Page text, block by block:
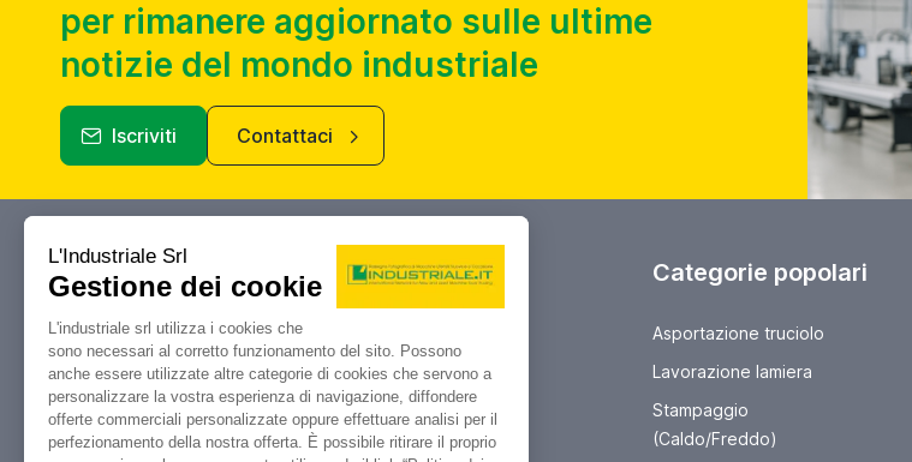
per rimanere aggiornato sulle ultime
notizie del mondo industriale
Iscriviti Contattaci
Industriale.it
Il tuo portale di riferimento per
compravendita, aste e liquidazioni di
macchine utensili e macchinari
industriali.
Categorie popolari
Asportazione truciolo
Lavorazione lamiera
Stampaggio
(Caldo/Freddo)